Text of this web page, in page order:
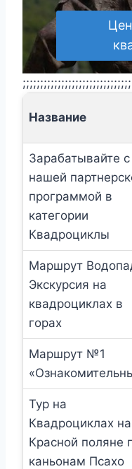
;;;;;;;;;;;;;;;;;;;;;;;;;;;;;;;
Название
Зарабатывайте с
нашей
программой в
категории
Квадроциклы
Маршрут
Экскурсия на
квадроциклах в
горах
Маршрут №1
Тур на
Квадроциклах на
Красной поляне
каньонам Псахо